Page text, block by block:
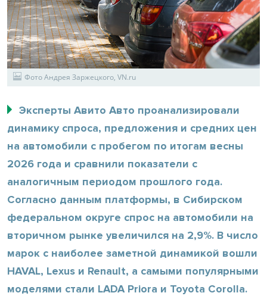
Фото Андрея Заржецкого, VN.ru
Эксперты Авито Авто проанализировали
динамику спроса, предложения и средних цен
на автомобили с пробегом по итогам весны
2026 года и сравнили показатели с
аналогичным периодом прошлого года.
Согласно данным платформы, в Сибирском
федеральном округе спрос на автомобили на
вторичном рынке увеличился на 2,9%. В число
марок с наиболее заметной динамикой вошли
HAVAL, Lexus и Renault, а самыми популярными
моделями стали LADA Priora и Toyota Corolla.